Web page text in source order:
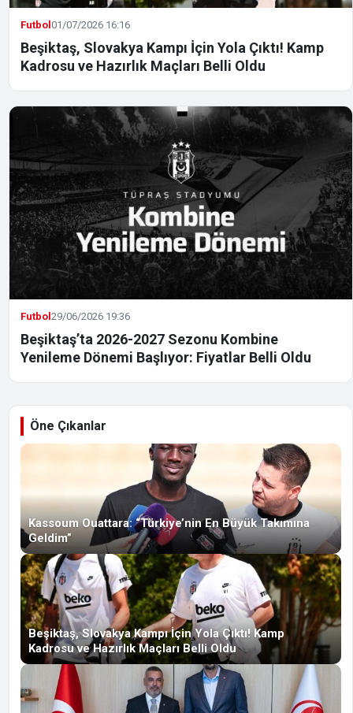
Futbol01/07/2026 16:16
Beşiktaş, Slovakya Kampı İçin Yola Çıktı! Kamp
Kadrosu ve Hazırlık Maçları Belli Oldu
Futbol29/06/2026 19:36
Beşiktaş’ta 2026-2027 Sezonu Kombine
Yenileme Dönemi Başlıyor: Fiyatlar Belli Oldu
Öne Çıkanlar
Kassoum Ouattara: “Türkiye’nin En Büyük Takımına
Geldim”
Beşiktaş, Slovakya Kampı İçin Yola Çıktı! Kamp
Kadrosu ve Hazırlık Maçları Belli Oldu